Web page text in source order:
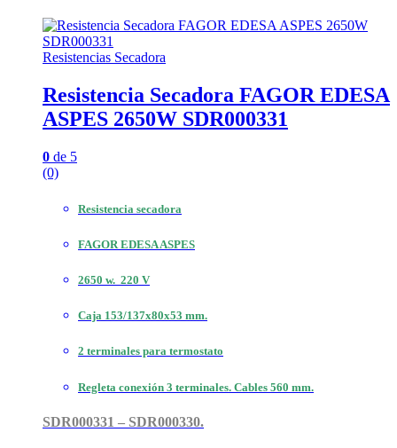
Resistencias Secadora
Resistencia Secadora FAGOR EDESA
ASPES 2650W SDR000331
0 de 5
(0)
Resistencia secadora
FAGOR EDESA ASPES
2650 w. 220 V
Caja 153/137x80x53 mm.
2 terminales para termostato
Regleta conexión 3 terminales. Cables 560 mm.
SDR000331 – SDR000330.